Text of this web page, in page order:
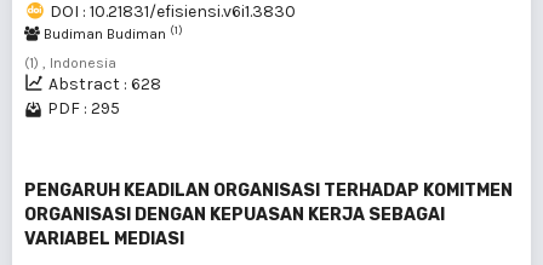
DOI : 10.21831/efisiensi.v6i1.3830
Budiman Budiman (1)
(1) , Indonesia
Abstract : 628
PDF : 295
PENGARUH KEADILAN ORGANISASI TERHADAP KOMITMEN
ORGANISASI DENGAN KEPUASAN KERJA SEBAGAI
VARIABEL MEDIASI